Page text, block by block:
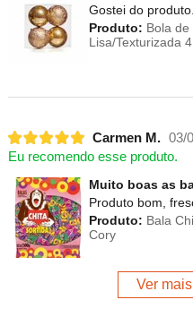
Gostei do
Produto: Bola
Lisa/Texturizada
Carmen M. 03/
Eu recomendo esse produto.
Muito boas as
Produto bom,
Produto: Bala
Cory
Ver